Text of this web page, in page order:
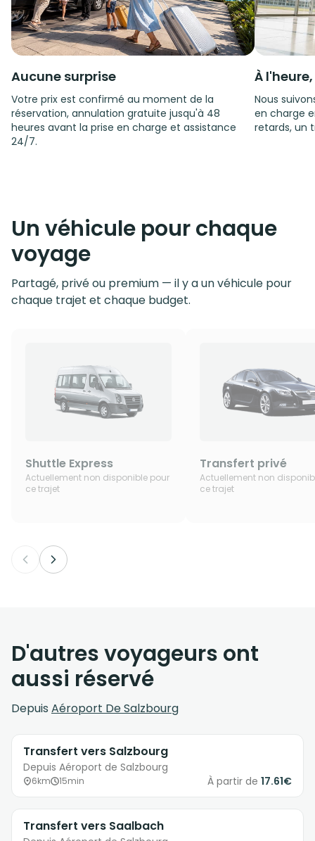
Aucune surprise
Votre prix est confirmé au moment de la
réservation, annulation gratuite jusqu'à 48
heures avant la prise en charge et assistance
24/7.
À
Nous
en charge
retards, un
Un véhicule pour chaque
voyage
Partagé, privé ou premium — il y a un véhicule pour
chaque trajet et chaque budget.
Shuttle Express
Actuellement non disponible pour
ce trajet
Transfert privé
Actuellement non
ce trajet
D'autres voyageurs ont
aussi réservé
Depuis Aéroport De Salzbourg
Transfert vers Salzbourg
Depuis Aéroport de Salzbourg
6km 15min À partir de 17.61€
Transfert vers Saalbach